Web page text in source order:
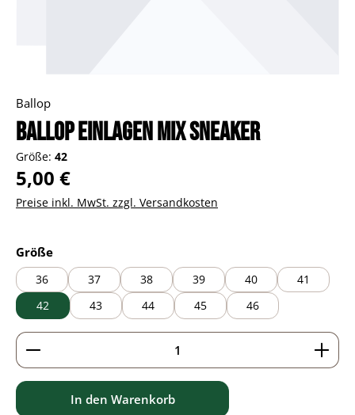
Ballop
Ballop Einlagen Mix Sneaker
Größe: 42
Regulärer Preis:
5,00 €
Preise inkl. MwSt. zzgl. Versandkosten
Größeauswählen
36 37 38 39 40
41
42
43 44 45 46
Produkt Anzahl: Gib den gewünschten Wert ein
In den Warenkorb